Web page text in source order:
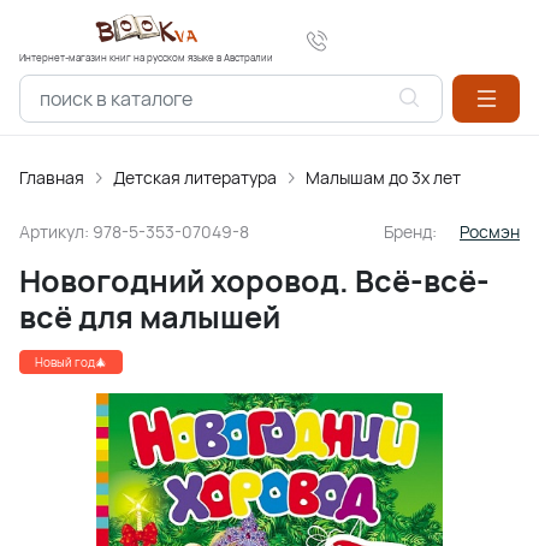
Интернет-магазин книг на русском языке в Австралии
Главная Детская литература Малышам до 3х лет
Артикул: 978-5-353-07049-8 Бренд: Росмэн
Новогодний хоровод. Всё-всё-
всё для малышей
Новый год🎄